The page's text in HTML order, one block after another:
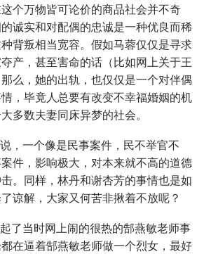
个万物皆可论价的商品社会并不奇
诚实和对配偶的忠诚是一种优良而稀
背叛相当宽容。假如马蓉仅仅是寻求
产，甚至害命的话（比如网上关于王
么，她的出轨，也仅仅是一个对伴偶
，毕竟人总要有改变不幸福婚姻的机
多数夫妻同床异梦的社会。
，一个像是民事案件，民不举官不
件，影响极大，对本来就不高的道德
。同样，林丹和谢杏芳的事情也是如
谅解，大家又何苦非揪着不放呢？
了当时网上闹的很热的郜燕敏老师事
在逼着郜燕敏老师做一个烈女，最好